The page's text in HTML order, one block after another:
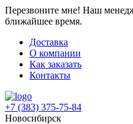
Перезвоните мне! Наш
ближайшее время.
Доставка
О компании
Как заказать
Контакты
+7 (383) 375-75-84
Новосибирск